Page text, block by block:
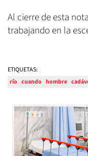
Al cierre de esta
trabajando en la
ETIQUETAS:
río cuando hombre